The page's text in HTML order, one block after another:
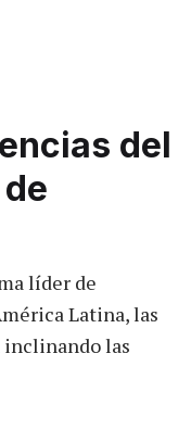
del
líder de
Latina, las
inclinando las